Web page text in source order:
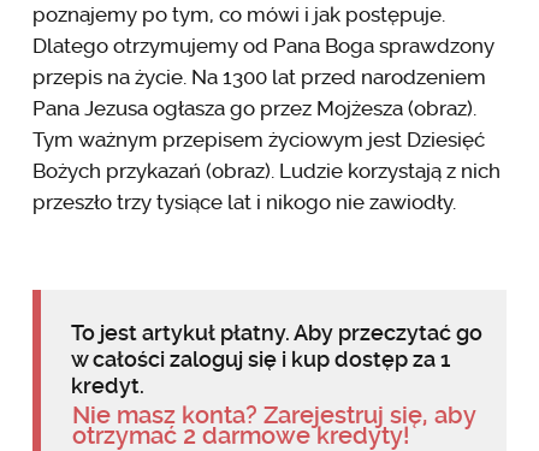
poznajemy po tym, co mówi i jak postępuje.
Dlatego otrzymujemy od Pana Boga sprawdzony
przepis na życie. Na 1300 lat przed narodzeniem
Pana Jezusa ogłasza go przez Mojżesza (obraz).
Tym ważnym przepisem życiowym jest Dziesięć
Bożych przykazań (obraz). Ludzie korzystają z nich
przeszło trzy tysiące lat i nikogo nie zawiodły.
To jest artykuł płatny. Aby przeczytać go
w całości zaloguj się i kup dostęp za 1
kredyt.
Nie masz konta? Zarejestruj się, aby
otrzymać 2 darmowe kredyty!